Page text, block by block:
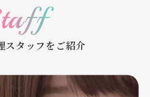
スタッフをご紹介